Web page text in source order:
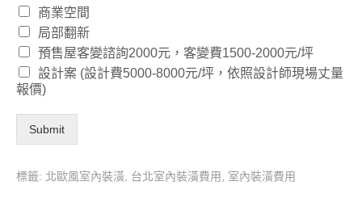
商業空間
局部翻新
預售屋客變諮詢2000元，客變費1500-2000元/坪
設計案 (設計費5000-8000元/坪，依照設計師現場丈量
報價)
Submit
標籤: 北歐風室內裝潢 台北室內裝潢費用 室內裝潢費用